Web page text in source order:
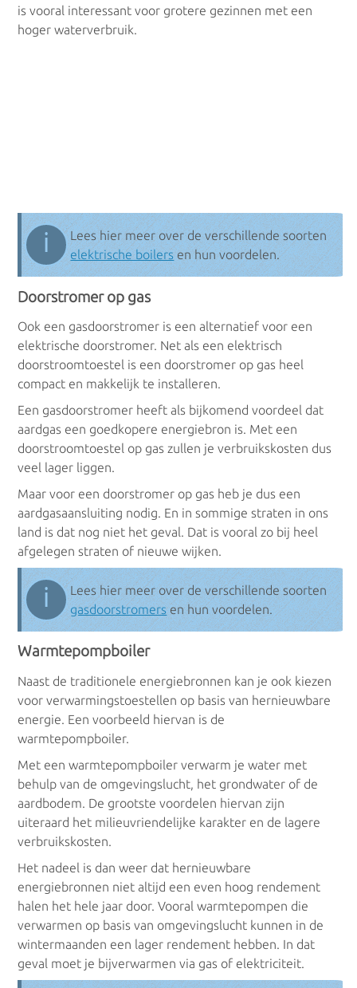
is vooral interessant voor grotere gezinnen met een
hoger waterverbruik.
ℹ
Lees hier meer over de verschillende soorten
elektrische boilersen hun voordelen.
Doorstromer op gas
Ook een gasdoorstromer is een alternatief voor een
elektrische doorstromer. Net als een elektrisch
doorstroomtoestel is een doorstromer op gas heel
compact en makkelijk te installeren.
Een gasdoorstromer heeft als bijkomend voordeel dat
aardgas een goedkopere energiebron is. Met een
doorstroomtoestel op gas zullen je verbruikskosten dus
veel lager liggen.
Maar voor een doorstromer op gas heb je dus een
aardgasaansluiting nodig. En in sommige straten in ons
land is dat nog niet het geval. Dat is vooral zo bij heel
afgelegen straten of nieuwe wijken.
ℹ
Lees hier meer over de verschillende soorten
gasdoorstromersen hun voordelen.
Warmtepompboiler
Naast de traditionele energiebronnen kan je ook kiezen
voor verwarmingstoestellen op basis van hernieuwbare
energie. Een voorbeeld hiervan is de
warmtepompboiler.
Met een warmtepompboiler verwarm je water met
behulp van de omgevingslucht, het grondwater of de
aardbodem. De grootste voordelen hiervan zijn
uiteraard het milieuvriendelijke karakter en de lagere
verbruikskosten.
Het nadeel is dan weer dat hernieuwbare
energiebronnen niet altijd een even hoog rendement
halen het hele jaar door. Vooral warmtepompen die
verwarmen op basis van omgevingslucht kunnen in de
wintermaanden een lager rendement hebben. In dat
geval moet je bijverwarmen via gas of elektriciteit.